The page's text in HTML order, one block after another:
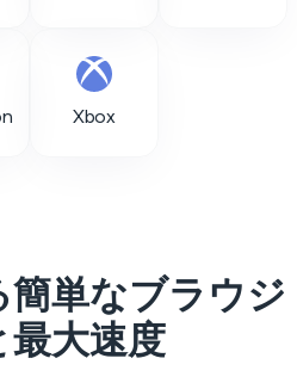
Xbox
単なブラウジ
最大速度